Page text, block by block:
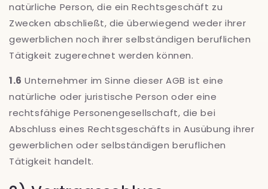
natürliche Person, die ein Rechtsgeschäft zu
Zwecken abschließt, die überwiegend weder ihrer
gewerblichen noch ihrer selbständigen beruflichen
Tätigkeit zugerechnet werden können.
1.6 Unternehmer im Sinne dieser AGB ist eine
natürliche oder juristische Person oder eine
rechtsfähige Personengesellschaft, die bei
Abschluss eines Rechtsgeschäfts in Ausübung ihrer
gewerblichen oder selbständigen beruflichen
Tätigkeit handelt.